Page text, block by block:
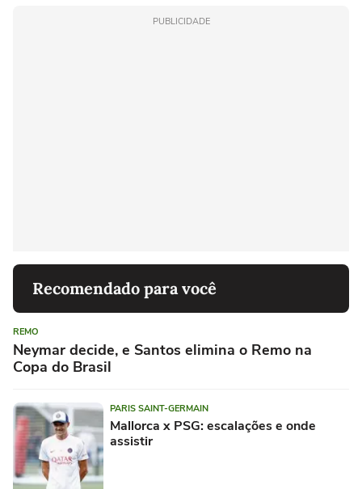
PUBLICIDADE
Recomendado para você
REMO
Neymar decide, e Santos elimina o Remo na
Copa do Brasil
PARIS SAINT-GERMAIN
Mallorca x PSG: escalações e onde
assistir